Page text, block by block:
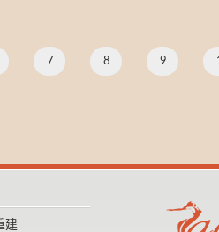
7 8 9
建